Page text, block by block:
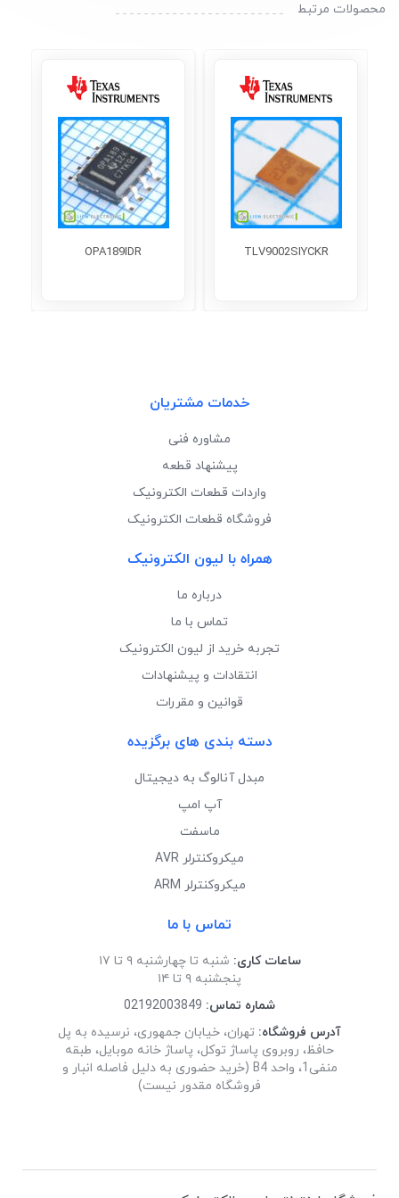
محصولات مرتبط
TLV9002SIYCKR
OPA189IDR
خدمات مشتریان
مشاوره فنی
پیشنهاد قطعه
واردات قطعات الکترونیک
فروشگاه قطعات الکترونیک
همراه با لیون الکترونیک
درباره ما
تماس با ما
تجربه خرید از لیون الکترونیک
انتقادات و پیشنهادات
قوانین و مقررات
دسته بندی های برگزیده
مبدل آنالوگ به دیجیتال
آپ امپ
ماسفت
میکروکنترلر AVR
میکروکنترلر ARM
تماس با ما
ساعات کاری: شنبه تا چهارشنبه ۹ تا ۱۷
پنجشنبه ۹ تا ۱۴
شماره تماس: 02192003849
آدرس فروشگاه: تهران، خیابان جمهوری، نرسیده به پل
حافظ، روبروی پاساژ توکل، پاساژ خانه موبایل، طبقه
منفی1، واحد B4 (خرید حضوری به دلیل فاصله انبار و
فروشگاه مقدور نیست)